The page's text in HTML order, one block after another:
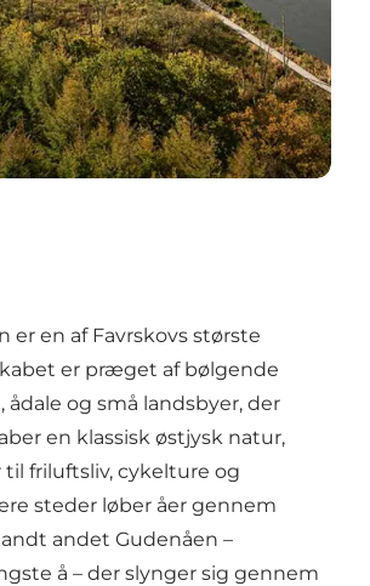
er en af Favrskovs største
er præget af bølgende
ådale og små landsbyer, der
en klassisk østjysk natur,
friluftsliv, cykelture og
steder løber åer gennem
andet Gudenåen –
å – der slynger sig gennem